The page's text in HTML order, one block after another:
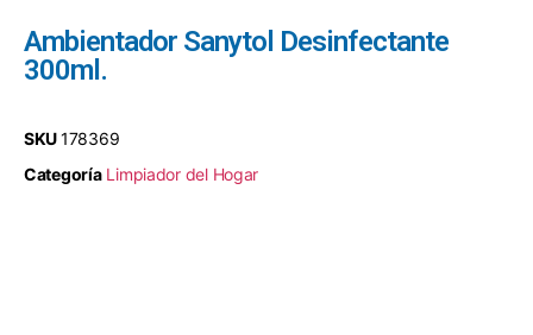
Ambientador Sanytol Desinfectante
300ml.
SKU178369
Categoría Limpiador del Hogar